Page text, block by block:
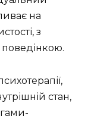
на
з
стан,